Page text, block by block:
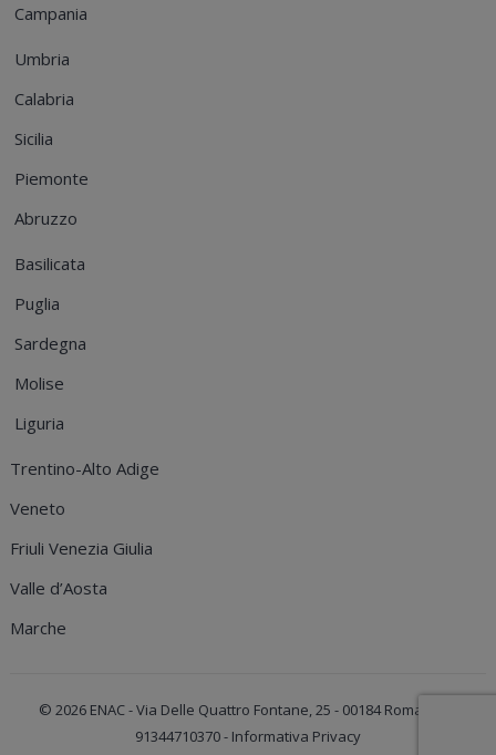
Campania
Umbria
Calabria
Sicilia
Piemonte
Abruzzo
Basilicata
Puglia
Sardegna
Molise
Liguria
Trentino-Alto Adige
Veneto
Friuli Venezia Giulia
Valle d’Aosta
Marche
© 2026 ENAC- Via Delle Quattro Fontane, 25 - 00184 Roma - C.F.
91344710370- Informativa Privacy